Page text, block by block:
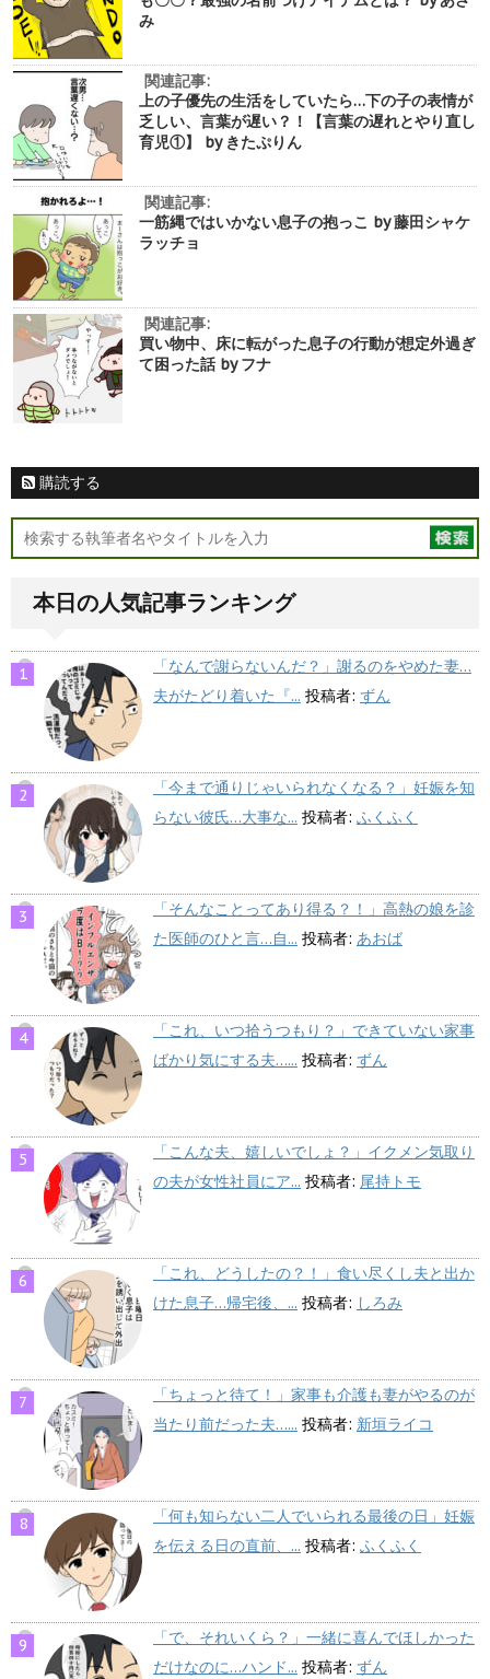
み
関連記事:
上の子優先の生活をしていたら…下の子の表情が
乏しい、言葉が遅い？！【言葉の遅れとやり直し
育児①】 by きたぷりん
関連記事:
一筋縄ではいかない息子の抱っこ by 藤田シャケ
ラッチョ
関連記事:
買い物中、床に転がった息子の行動が想定外過ぎ
て困った話 by フナ
購読する
本日の人気記事ランキング
「なんで謝らないんだ？」謝るのをやめた妻…
夫がたどり着いた『... 投稿者: ずん
「今まで通りじゃいられなくなる？」妊娠を知
らない彼氏…大事な... 投稿者: ふくふく
「そんなことってあり得る？！」高熱の娘を診
た医師のひと言…自... 投稿者: あおば
「これ、いつ拾うつもり？」できていない家事
ばかり気にする夫…... 投稿者: ずん
「こんな夫、嬉しいでしょ？」イクメン気取り
の夫が女性社員にア... 投稿者: 尾持トモ
「これ、どうしたの？！」食い尽くし夫と出か
けた息子…帰宅後、... 投稿者: しろみ
「ちょっと待て！」家事も介護も妻がやるのが
当たり前だった夫…... 投稿者: 新垣ライコ
「何も知らない二人でいられる最後の日」妊娠
を伝える日の直前、... 投稿者: ふくふく
「で、それいくら？」一緒に喜んでほしかった
だけなのに…ハンド... 投稿者: ずん